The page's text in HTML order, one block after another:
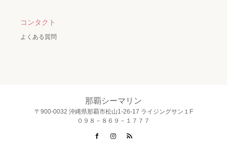
コンタクト
よくある質問
那覇シーマリン
〒900-0032 沖縄県那覇市松山1-26-17 ライジングサン１F
０９８－８６９－１７７７
FacebookInstagram